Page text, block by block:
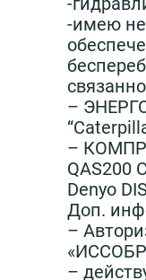
-имею
–
–
QAS200
Denyo
Доп.
–
–